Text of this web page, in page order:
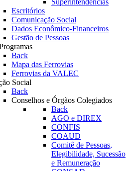
Superintendências
Escritórios
Comunicação Social
Dados Econômico-Financeiros
Gestão de Pessoas
Back
Mapa das Ferrovias
Ferrovias da VALEC
Social
Back
Conselhos e Órgãos Colegiados
Back
AGO e DIREX
CONFIS
COAUD
Comitê de Pessoas,
Elegibilidade, Sucessão
e Remuneração